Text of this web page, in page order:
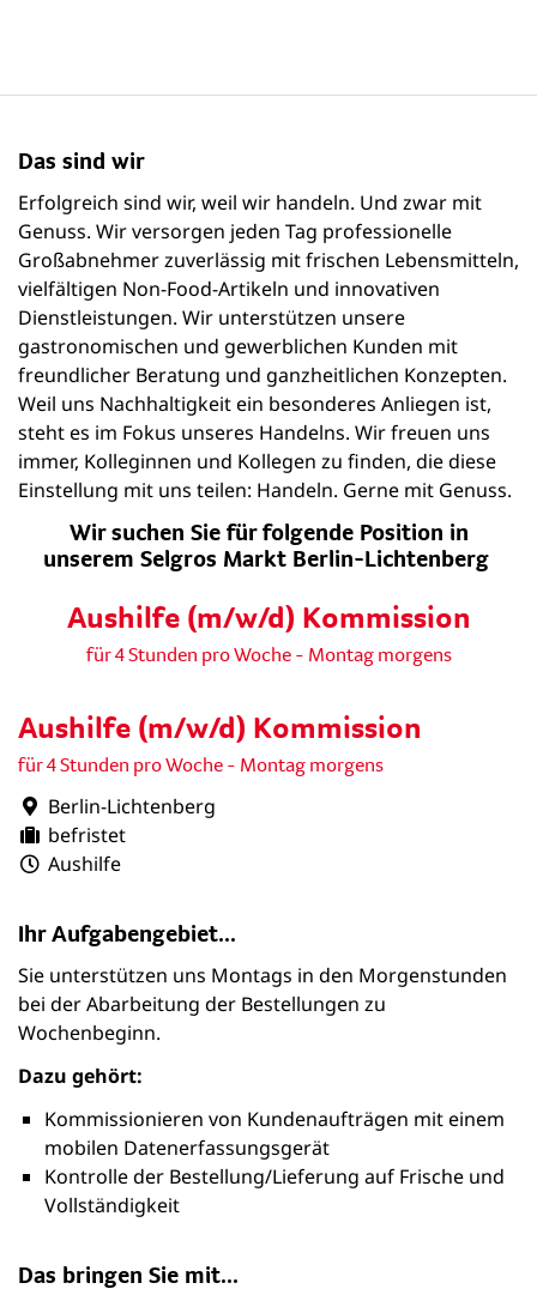
Aushilfe (m/w/d) Kommission
für 4 Stunden pro Woche - Montag morgens
Berlin-Lichtenberg
befristet
Aushilfe
Das sind wir
Erfolgreich sind wir, weil wir handeln. Und zwar mit
Genuss. Wir versorgen jeden Tag professionelle
Großabnehmer zuverlässig mit frischen Lebensmitteln,
vielfältigen Non-Food-Artikeln und innovativen
Dienstleistungen. Wir unterstützen unsere
gastronomischen und gewerblichen Kunden mit
freundlicher Beratung und ganzheitlichen Konzepten.
Weil uns Nachhaltigkeit ein besonderes Anliegen ist,
steht es im Fokus unseres Handelns. Wir freuen uns
immer, Kolleginnen und Kollegen zu finden, die diese
Einstellung mit uns teilen: Handeln. Gerne mit Genuss.
Wir suchen Sie für folgende Position in
unserem Selgros Markt Berlin-Lichtenberg
Aushilfe (m/w/d) Kommission
für 4 Stunden pro Woche - Montag morgens
Ihr Aufgabengebiet...
Sie unterstützen uns Montags in den Morgenstunden
bei der Abarbeitung der Bestellungen zu
Wochenbeginn.
Dazu gehört:
Kommissionieren von Kundenaufträgen mit einem
mobilen Datenerfassungsgerät
Kontrolle der Bestellung/Lieferung auf Frische und
Vollständigkeit
Das bringen Sie mit...